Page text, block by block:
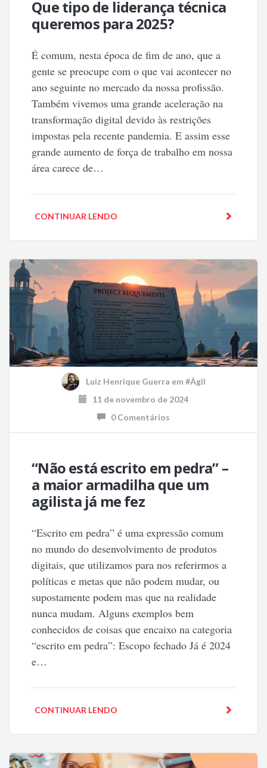
Que tipo de liderança técnica
queremos para 2025?
É comum, nesta época de fim de ano, que a
gente se preocupe com o que vai acontecer no
ano seguinte no mercado da nossa profissão.
Também vivemos uma grande aceleração na
transformação digital devido às restrições
impostas pela recente pandemia. E assim esse
grande aumento de força de trabalho em nossa
área carece de…
CONTINUAR LENDO
Luiz Henrique Guerra em #Ágil
11 de novembro de 2024
0 Comentários
“Não está escrito em pedra” –
a maior armadilha que um
agilista já me fez
“Escrito em pedra” é uma expressão comum
no mundo do desenvolvimento de produtos
digitais, que utilizamos para nos referirmos a
políticas e metas que não podem mudar, ou
supostamente podem mas que na realidade
nunca mudam. Alguns exemplos bem
conhecidos de coisas que encaixo na categoria
“escrito em pedra”: Escopo fechado Já é 2024
e…
CONTINUAR LENDO